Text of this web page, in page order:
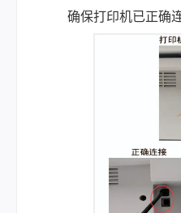
确保打印机已正确